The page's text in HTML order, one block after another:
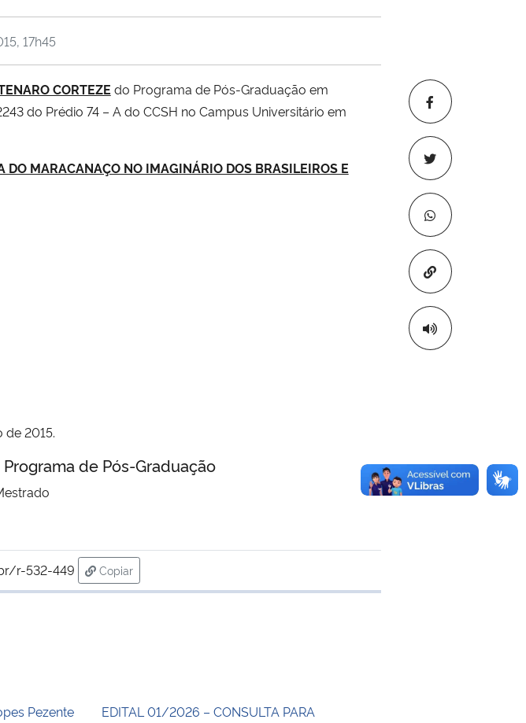
Copiar para
17h45
CORTEZE do Programa de Pós-Graduação em
do Prédio 74 – A do CCSH no Campus Universitário em
MARACANAÇO NO IMAGINÁRIO DOS BRASILEIROS E
de 2015.
Graduação
r-532-449
Copiar
para área de transferência
Pezente
EDITAL 01/2026 – CONSULTA PARA